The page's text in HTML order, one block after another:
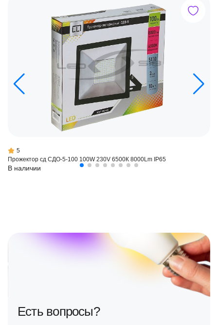
5
Прожектор сд СДО-5-100 100W 230V 6500К 8000Lm IP65
В наличии
Есть вопросы?